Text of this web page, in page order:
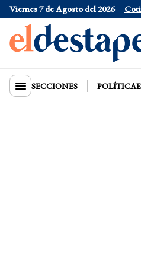
Viernes 7 de Agosto del 2026
Dólar Oficial $1520
SECCIONES POLÍTICA